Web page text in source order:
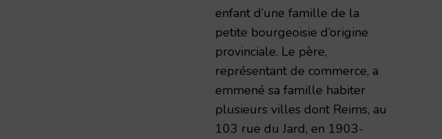
enfant d’une famille de la
petite bourgeoisie d’origine
provinciale. Le père,
représentant de commerce, a
emmené sa famille habiter
plusieurs villes dont Reims, au
103 rue du Jard, en 1903-